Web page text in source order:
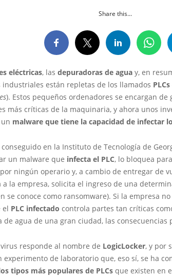
Share this...
eléctricas, las depuradoras de agua y, en
están repletas de los llamados PLCs
). Estos pequeños ordenadores se encargan
más críticas de la maquinaria, y ahora unos
malware que tiene la capacidad de infectar
en la Instituto de Tecnología de
un malware que infecta el PLC, lo bloquea
ningún operario y, a cambio de entregar de
la empresa, solicita el ingreso de una
se conoce como ransomware). Si la empresa
el PLC infectado controla partes tan críticas
de agua de una gran ciudad, las consecuencias
responde al nombre de LogicLocker, y por
experimento de laboratorio que, eso sí, se ha
tipos más populares de PLCs que existen en